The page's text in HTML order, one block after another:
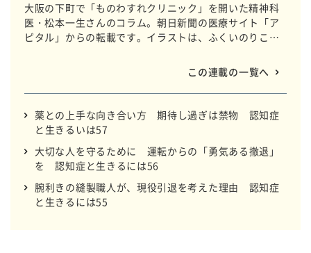
大阪の下町で「ものわすれクリニック」を開いた精神科
医・松本一生さんのコラム。朝日新聞の医療サイト「ア
ピタル」からの転載です。イラストは、ふくいのりこさ
この連載の一覧へ
薬との上手な向き合い方 期待し過ぎは禁物 認知症
と生きるいは57
大切な人を守るために 運転からの「勇気ある撤退」
を 認知症と生きるには56
腕利きの縫製職人が、現役引退を考えた理由 認知症
と生きるには55